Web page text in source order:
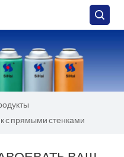
с прямыми стенками